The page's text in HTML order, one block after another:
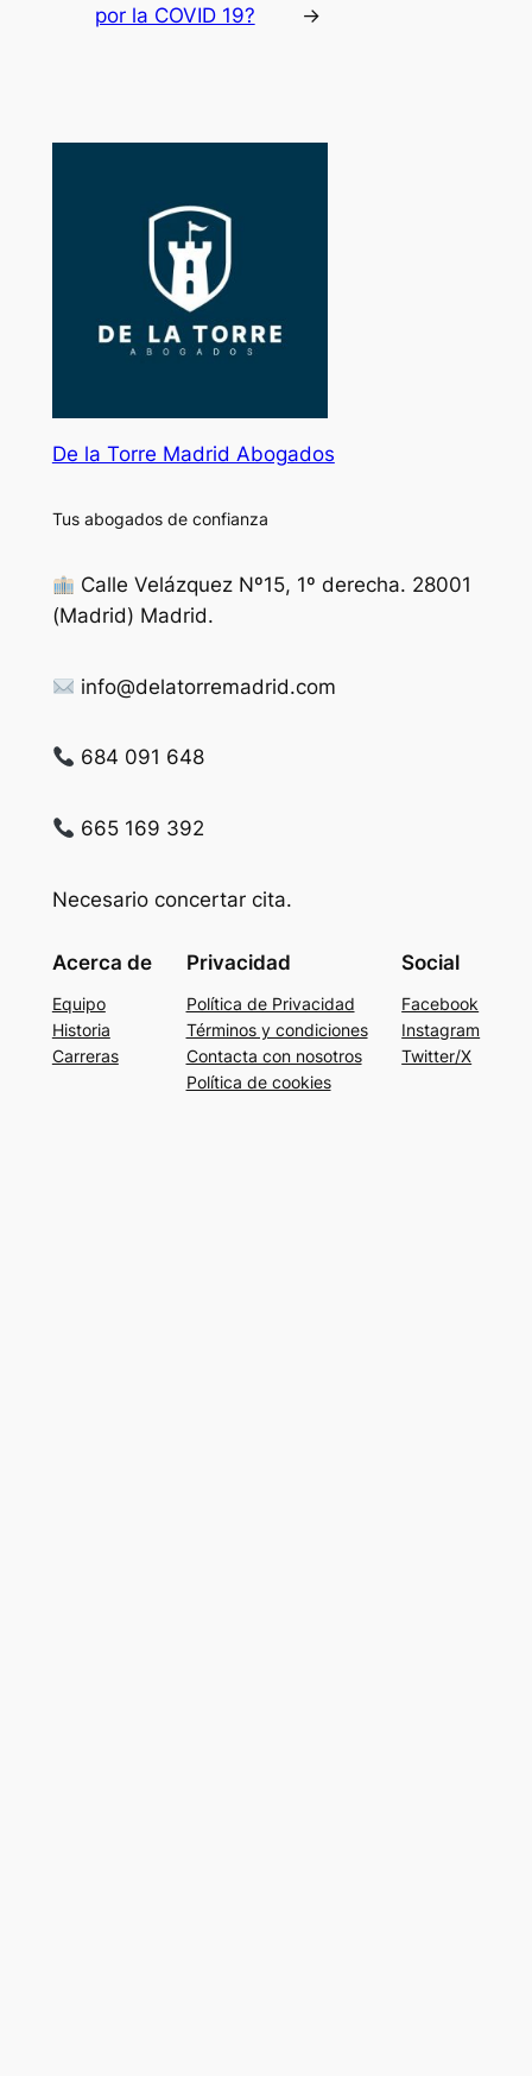
por la COVID 19? →
De la Torre Madrid Abogados
Tus abogados de confianza
Calle Velázquez Nº15, 1º derecha. 28001
(Madrid) Madrid.
info@delatorremadrid.com
684 091 648
665 169 392
Necesario concertar cita.
Acerca de
Equipo
Historia
Carreras
Privacidad
Política de Privacidad
Términos y condiciones
Contacta con nosotros
Política de cookies
Social
Facebook
Instagram
Twitter/X